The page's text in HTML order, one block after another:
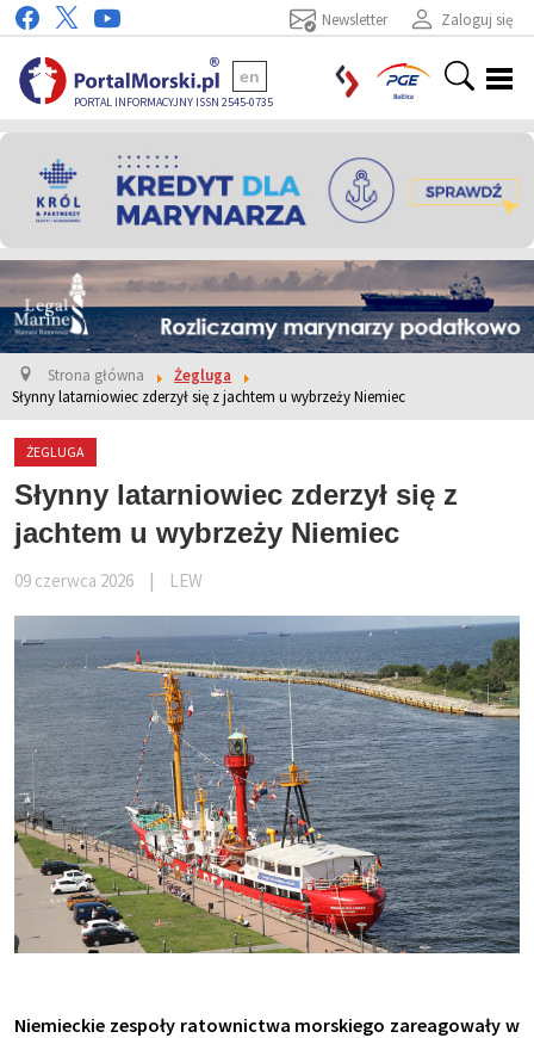
Zaloguj się
Newsletter
PORTAL INFORMACYJNY ISSN 2545-0735
en
Strona główna
Żegluga
Słynny latarniowiec zderzył się z jachtem u wybrzeży Niemiec
ŻEGLUGA
Słynny latarniowiec zderzył się z
jachtem u wybrzeży Niemiec
09 czerwca 2026 LEW
Niemieckie zespoły ratownictwa morskiego zareagowały w